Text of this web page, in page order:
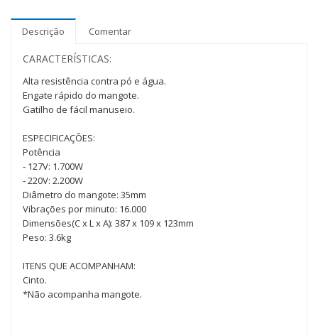
Descrição Comentar
CARACTERÍSTICAS:
Alta resistência contra pó e água.
Engate rápido do mangote.
Gatilho de fácil manuseio.
ESPECIFICAÇÕES:
Potência
- 127V: 1.700W
- 220V: 2.200W
Diâmetro do mangote: 35mm
Vibrações por minuto: 16.000
Dimensões(C x L x A): 387 x 109 x 123mm
Peso: 3.6kg
ITENS QUE ACOMPANHAM:
Cinto.
*Não acompanha mangote.